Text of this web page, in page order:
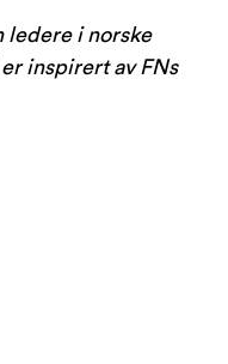
ledere i norske
inspirert av FNs